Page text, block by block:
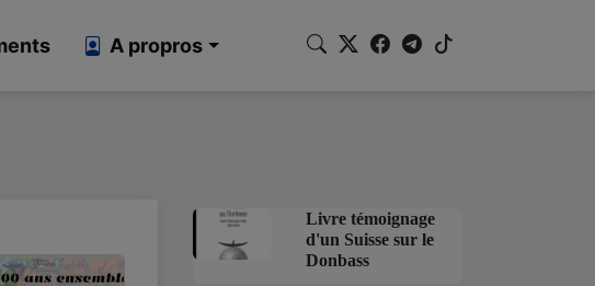
A propros
Livre témoignage
d'un Suisse sur le
Donbass